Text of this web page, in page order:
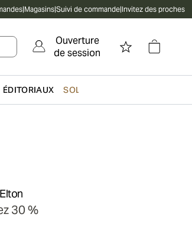
|Magasins|Suivi de commande|Invitez des proches
Ouverture
de session
ÉDITORIAUX SOLDES
30 %